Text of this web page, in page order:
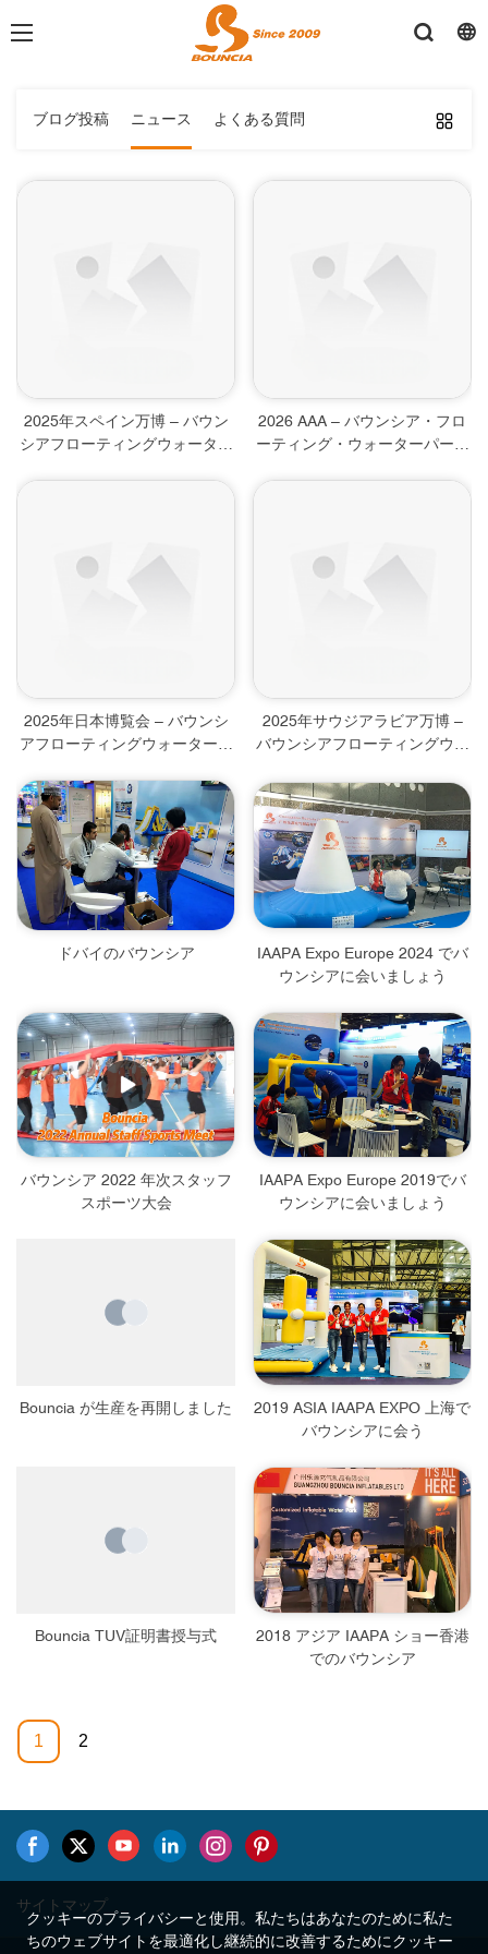
ブログ投稿 ニュース よくある質問
2025年スペイン万博 – バウン
シアフローティングウォーター
2026 AAA – バウンシア・フロ
ーティング・ウォーターパーク
2025年日本博覧会 – バウンシ
アフローティングウォーターパ
ル
2025年サウジアラビア万博 –
バウンシアフローティングウォ
レータブル
ドバイのバウンシア
IAAPA Expo Europe 2024 でバ
ウンシアに会いましょう
バウンシア 2022 年次スタッフ
スポーツ大会
IAAPA Expo Europe 2019でバ
ウンシアに会いましょう
Bouncia が生産を再開しました
2019 ASIA IAAPA EXPO 上海で
バウンシアに会う
Bouncia TUV証明書授与式
2018 アジア IAAPA ショー香港
でのバウンシア
1 2
サイトマップ
クッキーのプライバシーと使用。私たちはあなたのために私た
ちのウェブサイトを最適化し継続的に改善するためにクッキー